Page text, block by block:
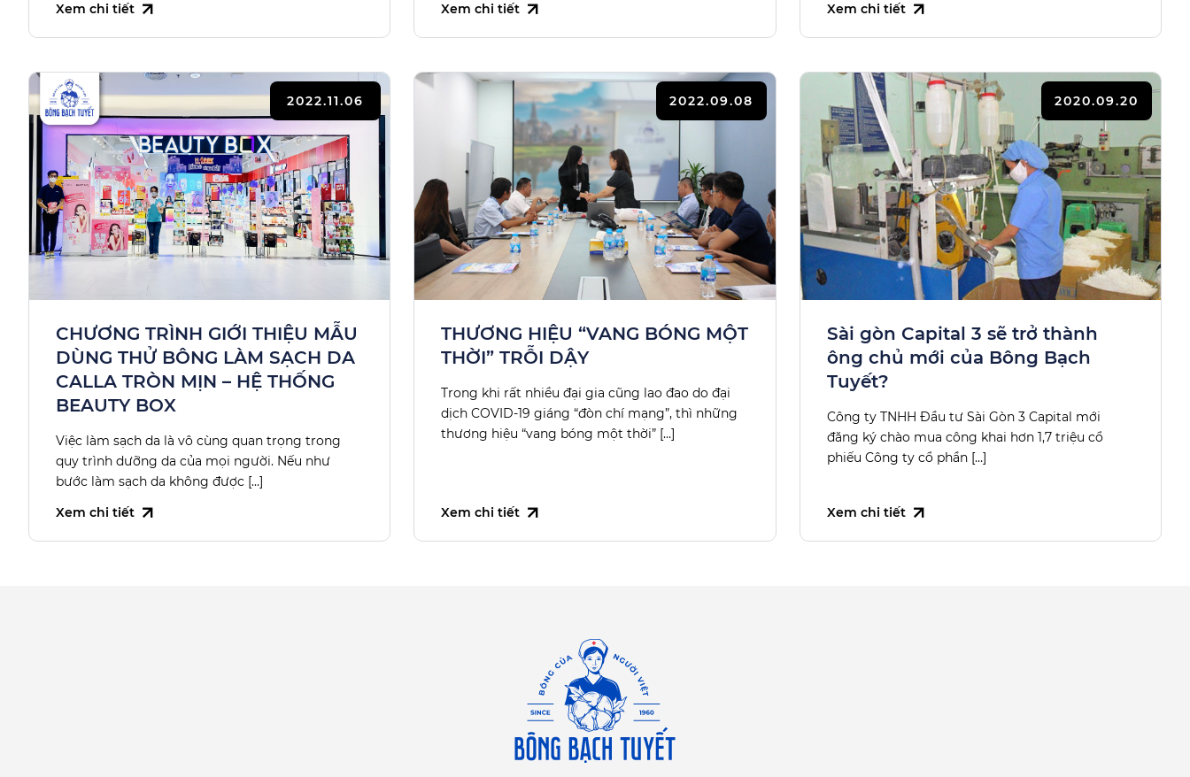
Xem chi tiết Xem chi tiết
Xem chi tiết
2022.11.06
CHƯƠNG TRÌNH GIỚI THIỆU MẪU
DÙNG THỬ BÔNG LÀM SẠCH DA
CALLA TRÒN MỊN – HỆ THỐNG
BEAUTY BOX
Việc làm sạch da là vô cùng quan trọng trong
quy trình dưỡng da của mọi người. Nếu như
bước làm sạch da không được […]
Xem chi tiết
2022.09.08
THƯƠNG HIỆU “VANG BÓNG MỘT
THỜI” TRỖI DẬY
Trong khi rất nhiều đại gia cũng lao đao do đại
dịch COVID-19 giáng “đòn chí mạng”, thì những
thương hiệu “vang bóng một thời” […]
Xem chi tiết
2020.09.20
Sài gòn Capital 3 sẽ trở thành
ông chủ mới của Bông Bạch
Tuyết?
Công ty TNHH Đầu tư Sài Gòn 3 Capital mới
đăng ký chào mua công khai hơn 1,7 triệu cổ
phiếu Công ty cổ phần […]
Xem chi tiết